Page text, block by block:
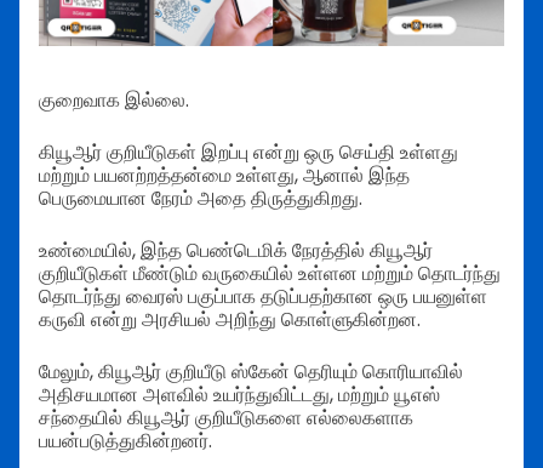
குறைவாக இல்லை.
கியூஆர் குறியீடுகள் இறப்பு என்று ஒரு செய்தி உள்ளது
மற்றும் பயனற்றத்தன்மை உள்ளது, ஆனால் இந்த
பெருமையான நேரம் அதை திருத்துகிறது.
உண்மையில், இந்த பெண்டெமிக் நேரத்தில் கியூஆர்
குறியீடுகள் மீண்டும் வருகையில் உள்ளன மற்றும் தொடர்ந்து
தொடர்ந்து வைரஸ் பகுப்பாக தடுப்பதற்கான ஒரு பயனுள்ள
கருவி என்று அரசியல் அறிந்து கொள்ளுகின்றன.
மேலும், கியூஆர் குறியீடு ஸ்கேன் தெரியும் கொரியாவில்
அதிசயமான அளவில் உயர்ந்துவிட்டது, மற்றும் யூஎஸ்
சந்தையில் கியூஆர் குறியீடுகளை எல்லைகளாக
பயன்படுத்துகின்றனர்.